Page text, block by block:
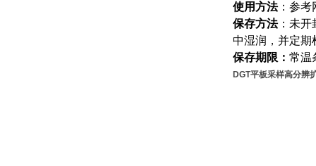
使用方法：参考
保存方法： 未开
中湿润，并定期
保存期限： 常温
DGT平板采样高分辨